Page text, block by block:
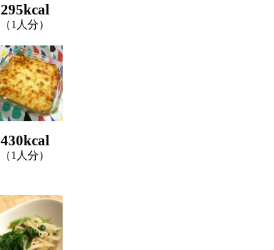
295kcal
（1人分）
430kcal
（1人分）